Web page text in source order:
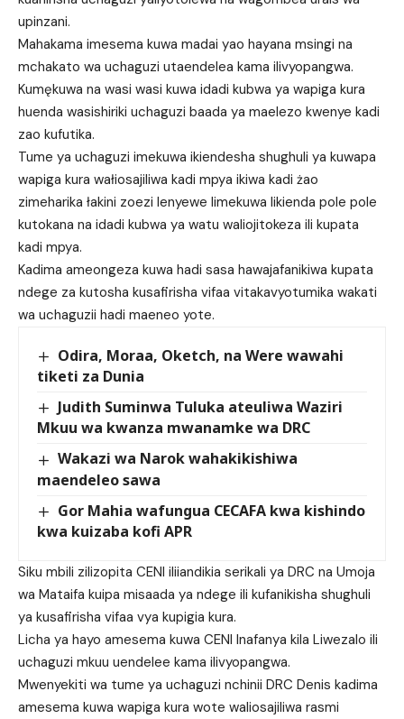
upinzani.
Mahakama imesema kuwa madai yao hayana msingi na
mchakato wa uchaguzi utaendelea kama ilivyopangwa.
Kumękuwa na wasi wasi kuwa idadi kubwa ya wapiga kura
huenda wasishiriki uchaguzi baada ya maelezo kwenye kadi
zao kufutika.
Tume ya uchaguzi imekuwa ikiendesha shughuli ya kuwapa
wapiga kura wałiosajiliwa kadi mpya ikiwa kadi żao
zimeharika łakini zoezi lenyewe limekuwa likienda pole pole
kutokana na idadi kubwa ya watu waliojitokeza ili kupata
kadi mpya.
Kadima ameongeza kuwa hadi sasa hawajafanikiwa kupata
ndege za kutosha kusafirisha vifaa vitakavyotumika wakati
wa uchaguzii hadi maeneo yote.
Odira, Moraa, Oketch, na Were wawahi
tiketi za Dunia
Judith Suminwa Tuluka ateuliwa Waziri
Mkuu wa kwanza mwanamke wa DRC
Wakazi wa Narok wahakikishiwa
maendeleo sawa
Gor Mahia wafungua CECAFA kwa kishindo
kwa kuizaba kofi APR
Siku mbili zilizopita CENI iliiandikia serikali ya DRC na Umoja
wa Mataifa kuipa misaada ya ndege ili kufanikisha shughuli
ya kusafirisha vifaa vya kupigia kura.
Licha ya hayo amesema kuwa CENI Inafanya kila Liwezalo ili
uchaguzi mkuu uendelee kama ilivyopangwa.
Mwenyekiti wa tume ya uchaguzi nchinii DRC Denis kadima
amesema kuwa wapiga kura wote waliosajiliwa rasmi